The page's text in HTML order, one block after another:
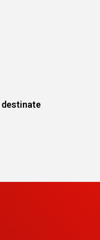
destinate